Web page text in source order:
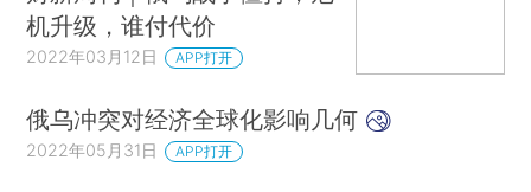
机升级，谁付代价
2022年03月12日 APP打开
俄乌冲突对经济全球化影响几何
2022年05月31日 APP打开